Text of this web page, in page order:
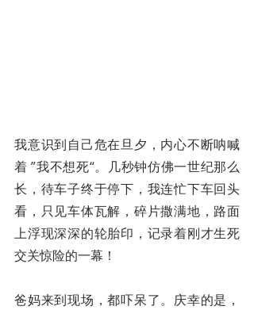
我意识到自己危在旦夕，内心不断呐喊
着 ”我不想死“。几秒钟仿佛一世纪那么
长，待车子终于停下，我连忙下车回头
看，只见车体瓦解，碎片撒满地，路面
上浮现深深的轮胎印，记录着刚才生死
交关惊险的一幕！
爸妈来到现场，都吓呆了。庆幸的是，